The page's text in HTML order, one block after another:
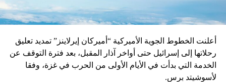
أعلنت الخطوط الجوية الأميركية “أميركان إيرلاينز” تمديد تعليق
رحلاتها إلى إسرائيل حتى أواخر آذار المقبل، بعد فترة التوقف عن
الخدمة التي بدأت في الأيام الأولى من الحرب في غزة، وفقا
لأسوشيتد برس.